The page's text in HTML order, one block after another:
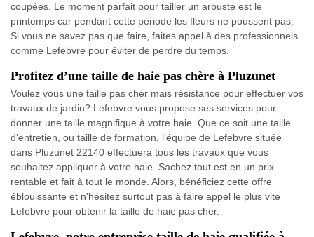
coupées. Le moment parfait pour tailler un arbuste est le
printemps car pendant cette période les fleurs ne poussent pas.
Si vous ne savez pas que faire, faites appel à des professionnels
comme Lefebvre pour éviter de perdre du temps.
Profitez d’une taille de haie pas chère à Pluzunet
Voulez vous une taille pas cher mais résistance pour effectuer vos
travaux de jardin? Lefebvre vous propose ses services pour
donner une taille magnifique à votre haie. Que ce soit une taille
d’entretien, ou taille de formation, l’équipe de Lefebvre située
dans Pluzunet 22140 effectuera tous les travaux que vous
souhaitez appliquer à votre haie. Sachez tout est en un prix
rentable et fait à tout le monde. Alors, bénéficiez cette offre
éblouissante et n'hésitez surtout pas à faire appel le plus vite
Lefebvre pour obtenir la taille de haie pas cher.